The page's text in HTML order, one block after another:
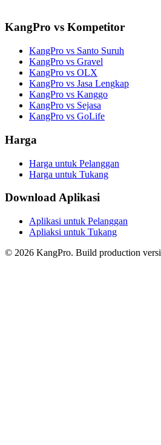
KangPro vs Kompetitor
KangPro vs Santo Suruh
KangPro vs Gravel
KangPro vs OLX
KangPro vs Jasa Lengkap
KangPro vs Kanggo
KangPro vs Sejasa
KangPro vs GoLife
Harga
Harga untuk Pelanggan
Harga untuk Tukang
Download Aplikasi
Aplikasi untuk Pelanggan
Apliaksi untuk Tukang
© 2026 KangPro. Build production versi